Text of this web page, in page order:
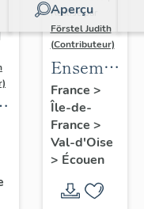
Aperçu
Réalisé par
Förstel Judith
(Contributeur)
Ensemble
des
verrières
du
XVIIIe
siècle
France >
Île-de-
France >
Val-d'Oise
> Écouen